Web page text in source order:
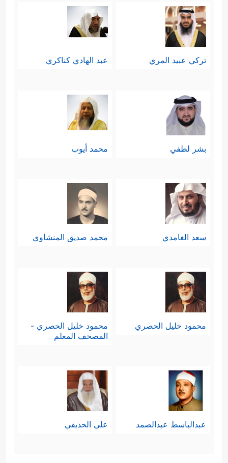
تركي عبيد المري عبد الهادي كناكري
بشر لطفي محمد أيوب
سعد الغامدي محمد صديق المنشاوي
محمود خليل الحصري
محمود خليل الحصري -
المصحف المعلم
عبدالباسط عبدالصمد علي الحذيفي